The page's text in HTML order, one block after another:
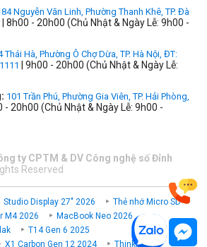
Nguyễn Văn Linh, Phường Thanh Khê, TP. Đà
| 8h00 - 20h00 (Chủ Nhật & Ngày Lễ: 9h00 -
Thái Hà, Phường Ô Chợ Dừa, TP. Hà Nội, ĐT:
| 9h00 - 20h00 (Chủ Nhật & Ngày Lễ:
101 Trần Phú, Phường Gia Viên, TP. Hải Phòng,
- 20h00 (Chủ Nhật & Ngày Lễ: 9h00 -
ty CPTM & DV Công nghệ số Đỉnh
Reserved
Studio Display 27" 2026
Thẻ nhớ Micro SD
M4 2026
MacBook Neo 2026
T14 Gen 6 2025
X1 Carbon Gen 12 2024 ThinkPad P